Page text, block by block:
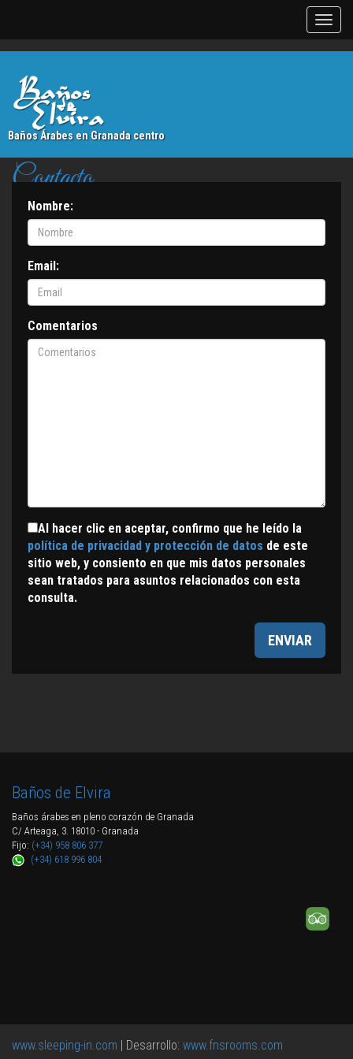
Baños Árabes en Granada centro
Contacto
Baños de Elvira Granada
C/ Arteaga, 3. 18010 - Granada
Nombre:
Email:
Comentarios
Al hacer clic en aceptar, confirmo que he leído la
política de privacidad y protección de datos de este
sitio web, y consiento en que mis datos personales
sean tratados para asuntos relacionados con esta
consulta.
ENVIAR
Baños de Elvira
Baños árabes en pleno corazón de Granada
C/ Arteaga, 3. 18010 - Granada
Fijo: (+34) 958 806 377
(+34) 618 996 804
www.sleeping-in.com | Desarrollo: www.fnsrooms.com